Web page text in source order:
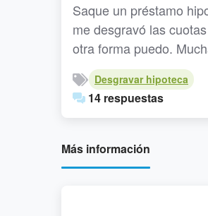
Saque un préstamo
me desgravó las
otra forma puedo.
Desgravar hipoteca
14 respuestas
Más información